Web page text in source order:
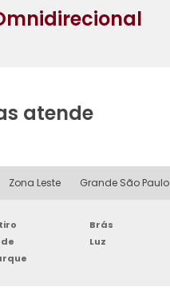
atende
Zona Leste Grande São Paulo
Brás
Luz